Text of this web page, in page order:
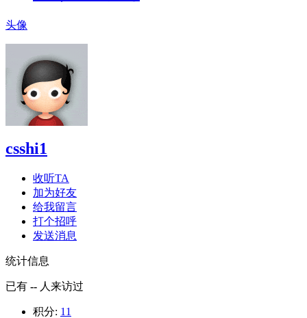
头像
csshi1
收听TA
加为好友
给我留言
打个招呼
发送消息
统计信息
已有 -- 人来访过
积分: 11